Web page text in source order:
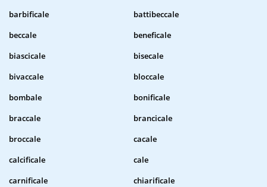
barbificale
battibeccale
beccale
beneficale
biascicale
bisecale
bivaccale
bloccale
bombale
bonificale
braccale
brancicale
broccale
cacale
calcificale
cale
carnificale
chiarificale